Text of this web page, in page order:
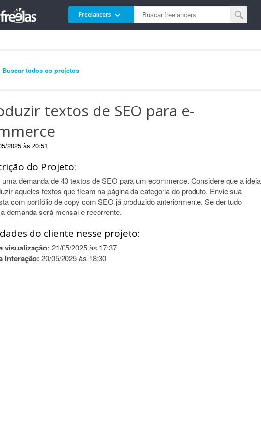
Freelancers
Buscar todos os projetos
textos de SEO para e-
2025 às 20:51
do Projeto:
uma demanda de 40 textos de SEO para um ecommerce. Considere que a ideia
aqueles textos que ficam na página da categoria do produto. Envie sua
com portfólio de copy com SEO já produzido anteriormente. Se der tudo
demanda será mensal e recorrente.
do cliente nesse projeto:
visualização: 21/05/2025 às 17:37
interação: 20/05/2025 às 18:30